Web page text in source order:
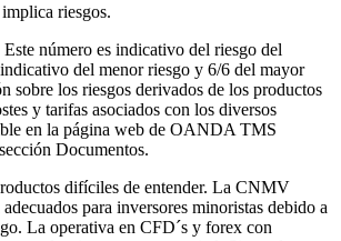
riesgos.
número es indicativo del riesgo del
del menor riesgo y 6/6 del mayor
sobre los riesgos derivados de los productos
y tarifas asociados con los diversos
en la página web de OANDA TMS
Documentos.
difíciles de entender. La CNMV
para inversores minoristas debido a
La operativa en CFD´s y forex con